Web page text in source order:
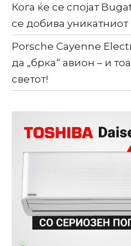
Кога ќе се спојат
се добива
Porsche Cayenne
да „брка“ авион – и
светот!